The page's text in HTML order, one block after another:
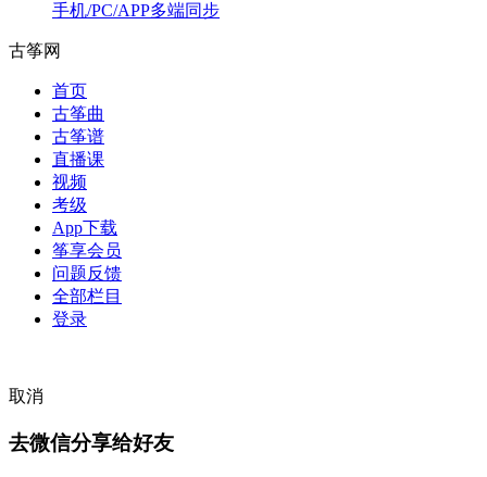
手机/PC/APP多端同步
古筝网
首页
古筝曲
古筝谱
直播课
视频
考级
App下载
筝享会员
问题反馈
全部栏目
登录
取消
去微信分享给好友